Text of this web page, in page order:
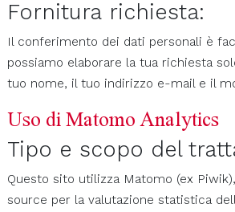
Fornitura richiesta:
Il conferimento dei dati personali è
possiamo elaborare la tua richiesta
tuo nome, il tuo indirizzo e-mail e il
Uso di Matomo Analytics
Tipo e scopo del
Questo sito utilizza Matomo (ex
source per la valutazione statistica